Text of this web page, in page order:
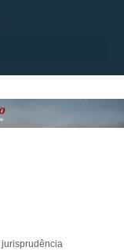
jurisprudência